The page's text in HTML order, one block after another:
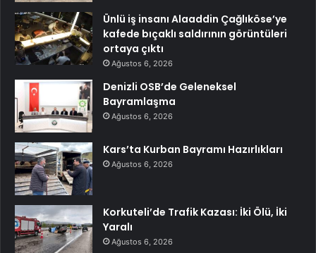
Ünlü iş insanı Alaaddin Çağlıköse’ye
kafede bıçaklı saldırının görüntüleri
ortaya çıktı
Ağustos 6, 2026
Denizli OSB’de Geleneksel
Bayramlaşma
Ağustos 6, 2026
Kars’ta Kurban Bayramı Hazırlıkları
Ağustos 6, 2026
Korkuteli’de Trafik Kazası: İki Ölü, İki
Yaralı
Ağustos 6, 2026